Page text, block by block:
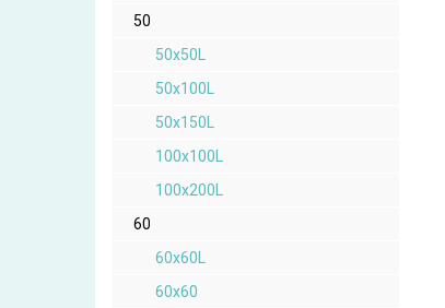
50
50x50L
50x100L
50x150L
100x100L
100x200L
60
60x60L
60x60